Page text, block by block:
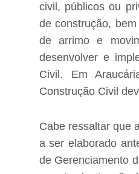
civil, públicos ou
de construção,
de arrimo e
desenvolver e
Civi l. Em
Construção Civil
Cabe ressaltar que
a ser elaborado
de Gerenciamento